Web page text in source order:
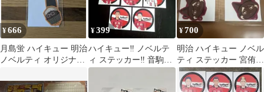
¥666
月島蛍 ハイキュー 明治
ノベルティ オリジナル
¥399
ハイキュー‼︎ ノベルテ
ィ ステッカー‼︎ 音駒高
校 8枚
¥700
明治 ハイキュー ノベル
ティ ステッカー 宮侑
宮治